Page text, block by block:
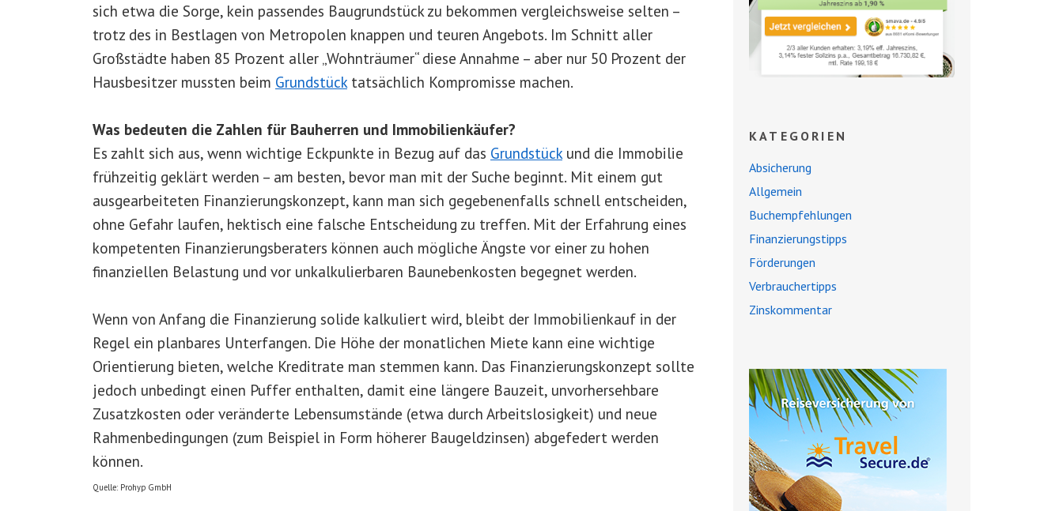
sich etwa die Sorge, kein passendes Baugrundstück zu bekommen vergleichsweise selten –
trotz des in Bestlagen von Metropolen knappen und teuren Angebots. Im Schnitt aller
Großstädte haben 85 Prozent aller „Wohnträumer“ diese Annahme – aber nur 50 Prozent der
Hausbesitzer mussten beim Grundstücktatsächlich Kompromisse machen.
Was bedeuten die Zahlen für Bauherren und Immobilienkäufer?
Es zahlt sich aus, wenn wichtige Eckpunkte in Bezug auf das Grundstückund die Immobilie
frühzeitig geklärt werden – am besten, bevor man mit der Suche beginnt. Mit einem gut
ausgearbeiteten Finanzierungskonzept, kann man sich gegebenenfalls schnell entscheiden,
ohne Gefahr laufen, hektisch eine falsche Entscheidung zu treffen. Mit der Erfahrung eines
kompetenten Finanzierungsberaters können auch mögliche Ängste vor einer zu hohen
finanziellen Belastung und vor unkalkulierbaren Baunebenkosten begegnet werden.
Wenn von Anfang die Finanzierung solide kalkuliert wird, bleibt der Immobilienkauf in der
Regel ein planbares Unterfangen. Die Höhe der monatlichen Miete kann eine wichtige
Orientierung bieten, welche Kreditrate man stemmen kann. Das Finanzierungskonzept sollte
jedoch unbedingt einen Puffer enthalten, damit eine längere Bauzeit, unvorhersehbare
Zusatzkosten oder veränderte Lebensumstände (etwa durch Arbeitslosigkeit) und neue
Rahmenbedingungen (zum Beispiel in Form höherer Baugeldzinsen) abgefedert werden
können.
Quelle: Prohyp GmbH
KATEGORIEN
Absicherung
Allgemein
Buchempfehlungen
Finanzierungstipps
Förderungen
Verbrauchertipps
Zinskommentar